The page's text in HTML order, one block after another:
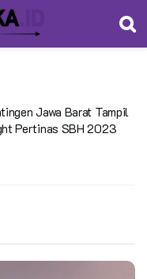
Jawa Barat Tampil
Pertinas SBH 2023